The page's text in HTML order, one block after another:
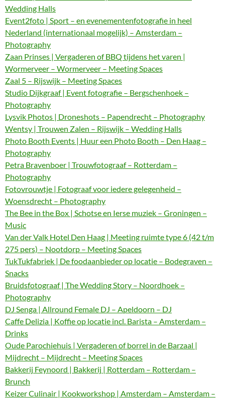
Wedding Halls
Event2foto | Sport – en evenementenfotografie in heel
Nederland (internationaal mogelijk) – Amsterdam –
Photography
Zaan Prinses | Vergaderen of BBQ tijdens het varen |
Wormerveer – Wormerveer – Meeting Spaces
Zaal 5 – Rijswijk – Meeting Spaces
Studio Dijkgraaf | Event fotografie – Bergschenhoek –
Photography
Lysvik Photos | Droneshots – Papendrecht – Photography
Wentsy | Trouwen Zalen – Rijswijk – Wedding Halls
Photo Booth Events | Huur een Photo Booth – Den Haag –
Photography
Petra Bravenboer | Trouwfotograaf – Rotterdam –
Photography
Fotovrouwtje | Fotograaf voor iedere gelegenheid –
Woensdrecht – Photography
The Bee in the Box | Schotse en Ierse muziek – Groningen –
Music
Van der Valk Hotel Den Haag | Meeting ruimte type 6 (42 t/m
275 pers) – Nootdorp – Meeting Spaces
TukTukfabriek | De foodaanbieder op locatie – Bodegraven –
Snacks
Bruidsfotograaf | The Wedding Story – Noordhoek –
Photography
DJ Senga | Allround Female DJ – Apeldoorn – DJ
Caffe Delizia | Koffie op locatie incl. Barista – Amsterdam –
Drinks
Oude Parochiehuis | Vergaderen of borrel in de Barzaal |
Mijdrecht – Mijdrecht – Meeting Spaces
Bakkerij Feynoord | Bakkerij | Rotterdam – Rotterdam –
Brunch
Keizer Culinair | Kookworkshop | Amsterdam – Amsterdam –